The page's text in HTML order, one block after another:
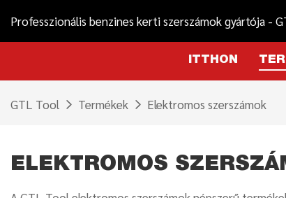
Professzionális benzines kerti szerszámok gyártója -
ITTHON
GTL Tool Termékek Elektromos szerszámok
ELEKTROMOS